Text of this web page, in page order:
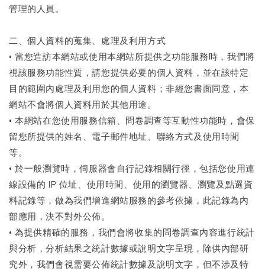
管理的人員。
二、個人資料的蒐集、處理及利用方式
• 當您造訪本網站或使用本網站所提供之功能服務時，我們將
視該服務功能性質，請您提供必要的個人資料，並在該特定
目的範圍內處理及利用您的個人資料；非經您書面同意，本
網站不會將個人資料用於其他用途。
• 本網站在您使用服務信箱、問卷調查等互動性功能時，會保
留您所提供的姓名、電子郵件地址、聯絡方式及使用時間
等。
• 於一般瀏覽時，伺服器會自行記錄相關行徑，包括您使用連
線設備的 IP 位址、使用時間、使用的瀏覽器、瀏覽及點選資
料記錄等，做為我們增進網站服務的參考依據，此記錄為內
部應用，決不對外公佈。
• 為提供精確的服務，我們會將收集的問卷調查內容進行統計
與分析，分析結果之統計數據或說明文字呈現，除供內部研
究外，我們會視需要公佈統計數據及說明文字，但不涉及特